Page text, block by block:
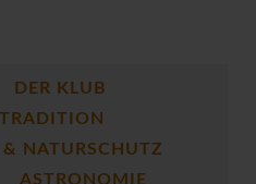
DER KLUB
NATURSCHUTZ
ASTRONOMIE